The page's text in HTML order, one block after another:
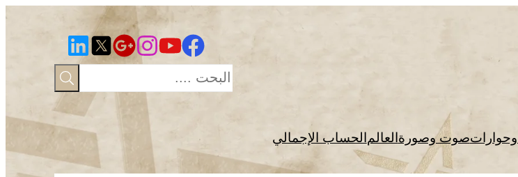
وحواراتصوت وصورة العالم الحساب الإجمالي